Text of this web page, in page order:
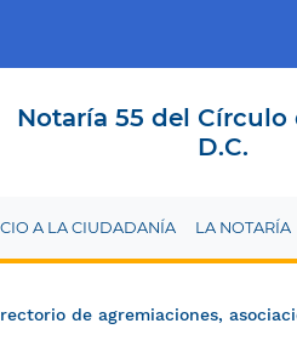
Notaría 55 del Círculo
D.C.
A LA CIUDADANÍA LA NOTARÍA
de agremiaciones,